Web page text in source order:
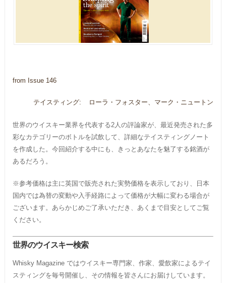
from Issue 146
テイスティング: ローラ・フォスター、マーク・ニュートン
世界のウイスキー業界を代表する2人の評論家が、最近発売された多
彩なカテゴリーのボトルを試飲して、詳細なテイスティングノート
を作成した。今回紹介する中にも、きっとあなたを魅了する銘酒が
あるだろう。
※参考価格は主に英国で販売された実勢価格を表示しており、日本
国内では為替の変動や入手経路によって価格が大幅に変わる場合が
ございます。あらかじめご了承いただき、あくまで目安としてご覧
ください。
世界のウイスキー検索
Whisky Magazine ではウイスキー専門家、作家、愛飲家によるテイ
スティングを毎号開催し、その情報を皆さんにお届けしています。